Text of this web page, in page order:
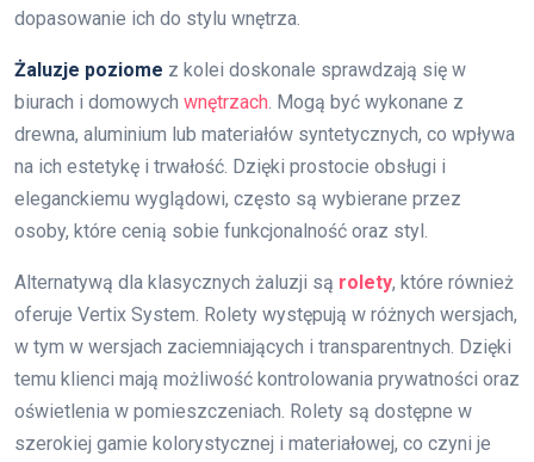
dopasowanie ich do stylu wnętrza.
Żaluzje poziome z kolei doskonale sprawdzają się w
biurach i domowych wnętrzach . Mogą być wykonane z
drewna, aluminium lub materiałów syntetycznych, co wpływa
na ich estetykę i trwałość. Dzięki prostocie obsługi i
eleganckiemu wyglądowi, często są wybierane przez
osoby, które cenią sobie funkcjonalność oraz styl.
Alternatywą dla klasycznych żaluzji są rolety, które również
oferuje Vertix System. Rolety występują w różnych wersjach,
w tym w wersjach zaciemniających i transparentnych. Dzięki
temu klienci mają możliwość kontrolowania prywatności oraz
oświetlenia w pomieszczeniach. Rolety są dostępne w
szerokiej gamie kolorystycznej i materiałowej, co czyni je